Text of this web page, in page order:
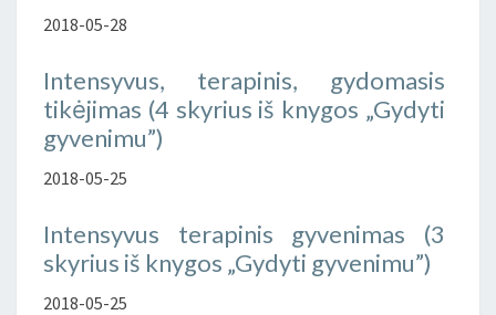
2018-05-28
Intensyvus, terapinis, gydomasis
tikėjimas (4 skyrius iš knygos „Gydyti
gyvenimu”)
2018-05-25
Intensyvus terapinis gyvenimas (3
skyrius iš knygos „Gydyti gyvenimu”)
2018-05-25